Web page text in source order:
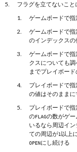
フラグを立てないこ
ゲームボードで
ゲームボードで
のインデックスの
ゲームボードで
クスについても調
までプレイボー
プレイボードで
の値はそのままに
プレイボードで
のFLAGの数がゲ
いるなら周辺イン
ての周辺が1 以上
OPENにし続ける